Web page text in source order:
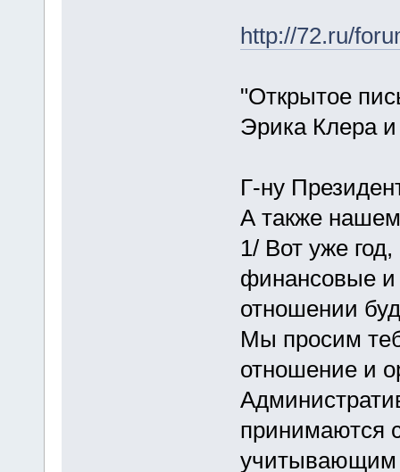
http://72.ru/
"Открытое
Эрика Клера
Г-ну
А также
1/ Вот уже
финансовые и
отношении
Мы просим
отношение и
принимаются
учитывающим